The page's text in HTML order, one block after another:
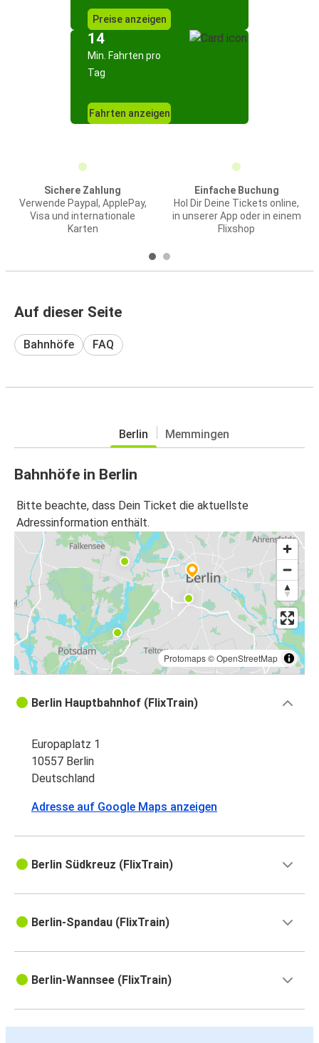
Preise anzeigen
14
Min. Fahrten pro
Tag
Fahrten anzeigen
Sichere Zahlung
Verwende Paypal, ApplePay,
Visa und internationale
Karten
Einfache Buchung
Hol Dir Deine Tickets online,
in unserer App oder in einem
Flixshop
Auf dieser Seite
Bahnhöfe FAQ
Berlin Memmingen
Bahnhöfe in Berlin
Bitte beachte, dass Dein Ticket die aktuellste
Adressinformation enthält.
Protomaps©OpenStreetMap
Berlin Hauptbahnhof (FlixTrain)
Europaplatz 1
10557 Berlin
Deutschland
Adresse auf Google Maps anzeigen
Berlin Südkreuz (FlixTrain)
Berlin-Spandau (FlixTrain)
Berlin-Wannsee (FlixTrain)